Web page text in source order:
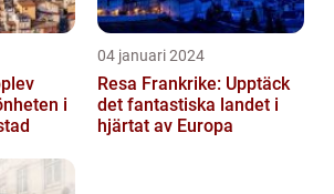
i
04 januari 2024
Resa Frankrike: Upptäck
det fantastiska landet i
hjärtat av Europa